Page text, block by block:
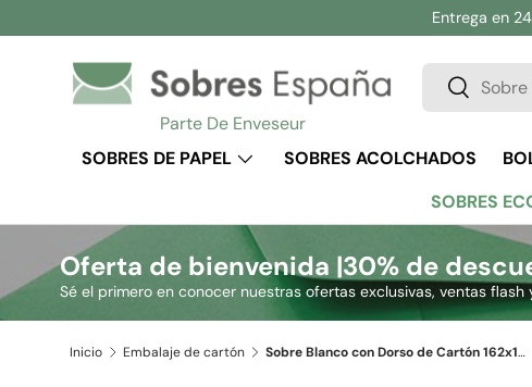
Ir al contenido
Entrega en
Parte De Enveseur
Buscar
Buscar
SOBRES DE PAPEL SOBRES ACOLCHADOS
SOBRES
Oferta de bienvenida |30% de
Sé el primero en conocer nuestras ofertas exclusivas, ventas flash
Inicio Embalaje de cartón Sobre Blanco con Dorso de Cartón 162x114 mm (C6)